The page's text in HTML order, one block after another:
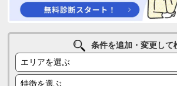
条件を追加・変更して